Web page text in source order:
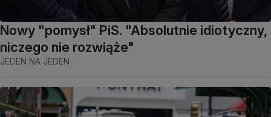
Nowy "pomysł" PiS. "Absolutnie idiotyczny,
niczego nie rozwiąże"
JEDEN NA JEDEN